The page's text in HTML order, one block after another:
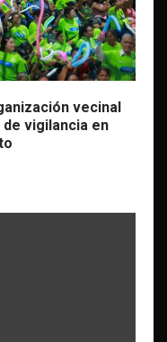
vecinal
vigilancia en